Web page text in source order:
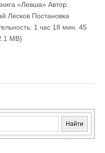
«Левша» Автор:
Лесков Постановка
1 час 18 мин. 45
MB)